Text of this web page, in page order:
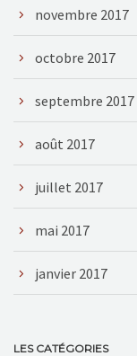
novembre 2017
octobre 2017
septembre 2017
août 2017
juillet 2017
mai 2017
janvier 2017
LES CATÉGORIES